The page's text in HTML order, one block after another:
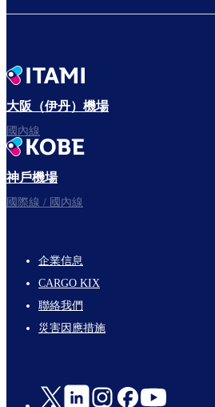
大阪（伊丹）機場
國內線
神戶機場
國際線 / 國內線
footer-
links-
en-
企業信息
CARGO KIX
聯絡我們
災害因應措施
Social